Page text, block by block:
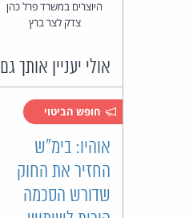
היוצרים במשרד פרל כהן
צדק לצר ברץ
אולי יעניין אותך גם
חופש הביטוי
אוהיו: בימ"ש
החזיר את החוק
שדורש הסכמה